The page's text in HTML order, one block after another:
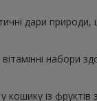
дари природи,
набори
кошику із фруктів